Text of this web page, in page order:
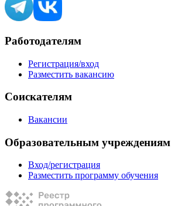
Работодателям
Регистрация/вход
Разместить вакансию
Соискателям
Вакансии
Образовательным учреждениям
Вход/регистрация
Разместить программу обучения